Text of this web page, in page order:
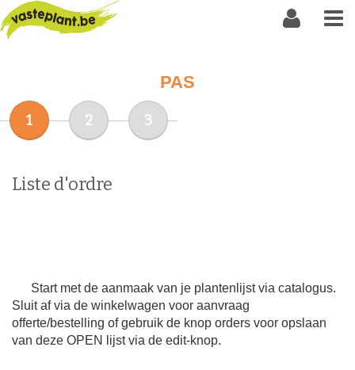
PAS
1 2 3
Liste d'ordre
Start met de aanmaak van je plantenlijst via catalogus.
Sluit af via de winkelwagen voor aanvraag
offerte/bestelling of gebruik de knop orders voor opslaan
van deze OPEN lijst via de edit-knop.